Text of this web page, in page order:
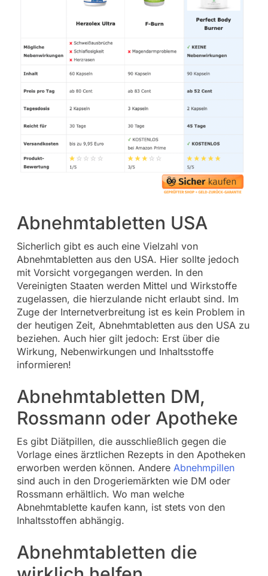
Abnehmtabletten USA
Sicherlich gibt es auch eine Vielzahl von
Abnehmtabletten aus den USA. Hier sollte jedoch
mit Vorsicht vorgegangen werden. In den
Vereinigten Staaten werden Mittel und Wirkstoffe
zugelassen, die hierzulande nicht erlaubt sind. Im
Zuge der Internetverbreitung ist es kein Problem in
der heutigen Zeit, Abnehmtabletten aus den USA zu
beziehen. Auch hier gilt jedoch: Erst über die
Wirkung, Nebenwirkungen und Inhaltsstoffe
informieren!
Abnehmtabletten DM,
Rossmann oder Apotheke
Es gibt Diätpillen, die ausschließlich gegen die
Vorlage eines ärztlichen Rezepts in den Apotheken
erworben werden können. Andere Abnehmpillen
sind auch in den Drogeriemärkten wie DM oder
Rossmann erhältlich. Wo man welche
Abnehmtablette kaufen kann, ist stets von den
Inhaltsstoffen abhängig.
Abnehmtabletten die